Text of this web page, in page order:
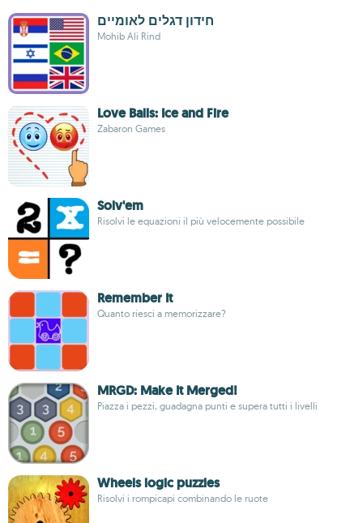
חידון דגלים לאומיים
Mohib Ali Rind
Love Balls: Ice and Fire
Zabaron Games
Solv'em
Risolvi le equazioni il più velocemente possibile
Remember It
Quanto riesci a memorizzare?
MRGD: Make It Merged!
Piazza i pezzi, guadagna punti e supera tutti i livelli
Wheels logic puzzles
Risolvi i rompicapi combinando le ruote